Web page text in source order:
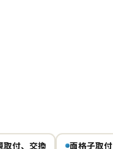
取付、交換 面格子取付